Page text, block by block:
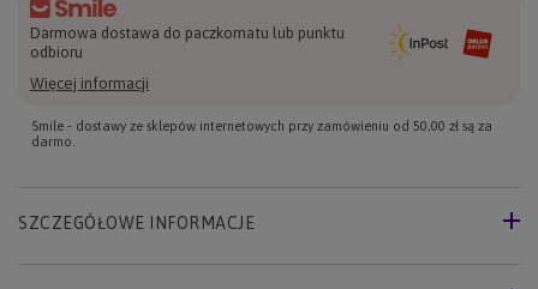
Darmowa dostawa do paczkomatu lub punktu
odbioru
Więcej informacji
Smile - dostawy ze sklepów internetowych przy zamówieniu od 50,00 zł są za
darmo.
SZCZEGÓŁOWE INFORMACJE